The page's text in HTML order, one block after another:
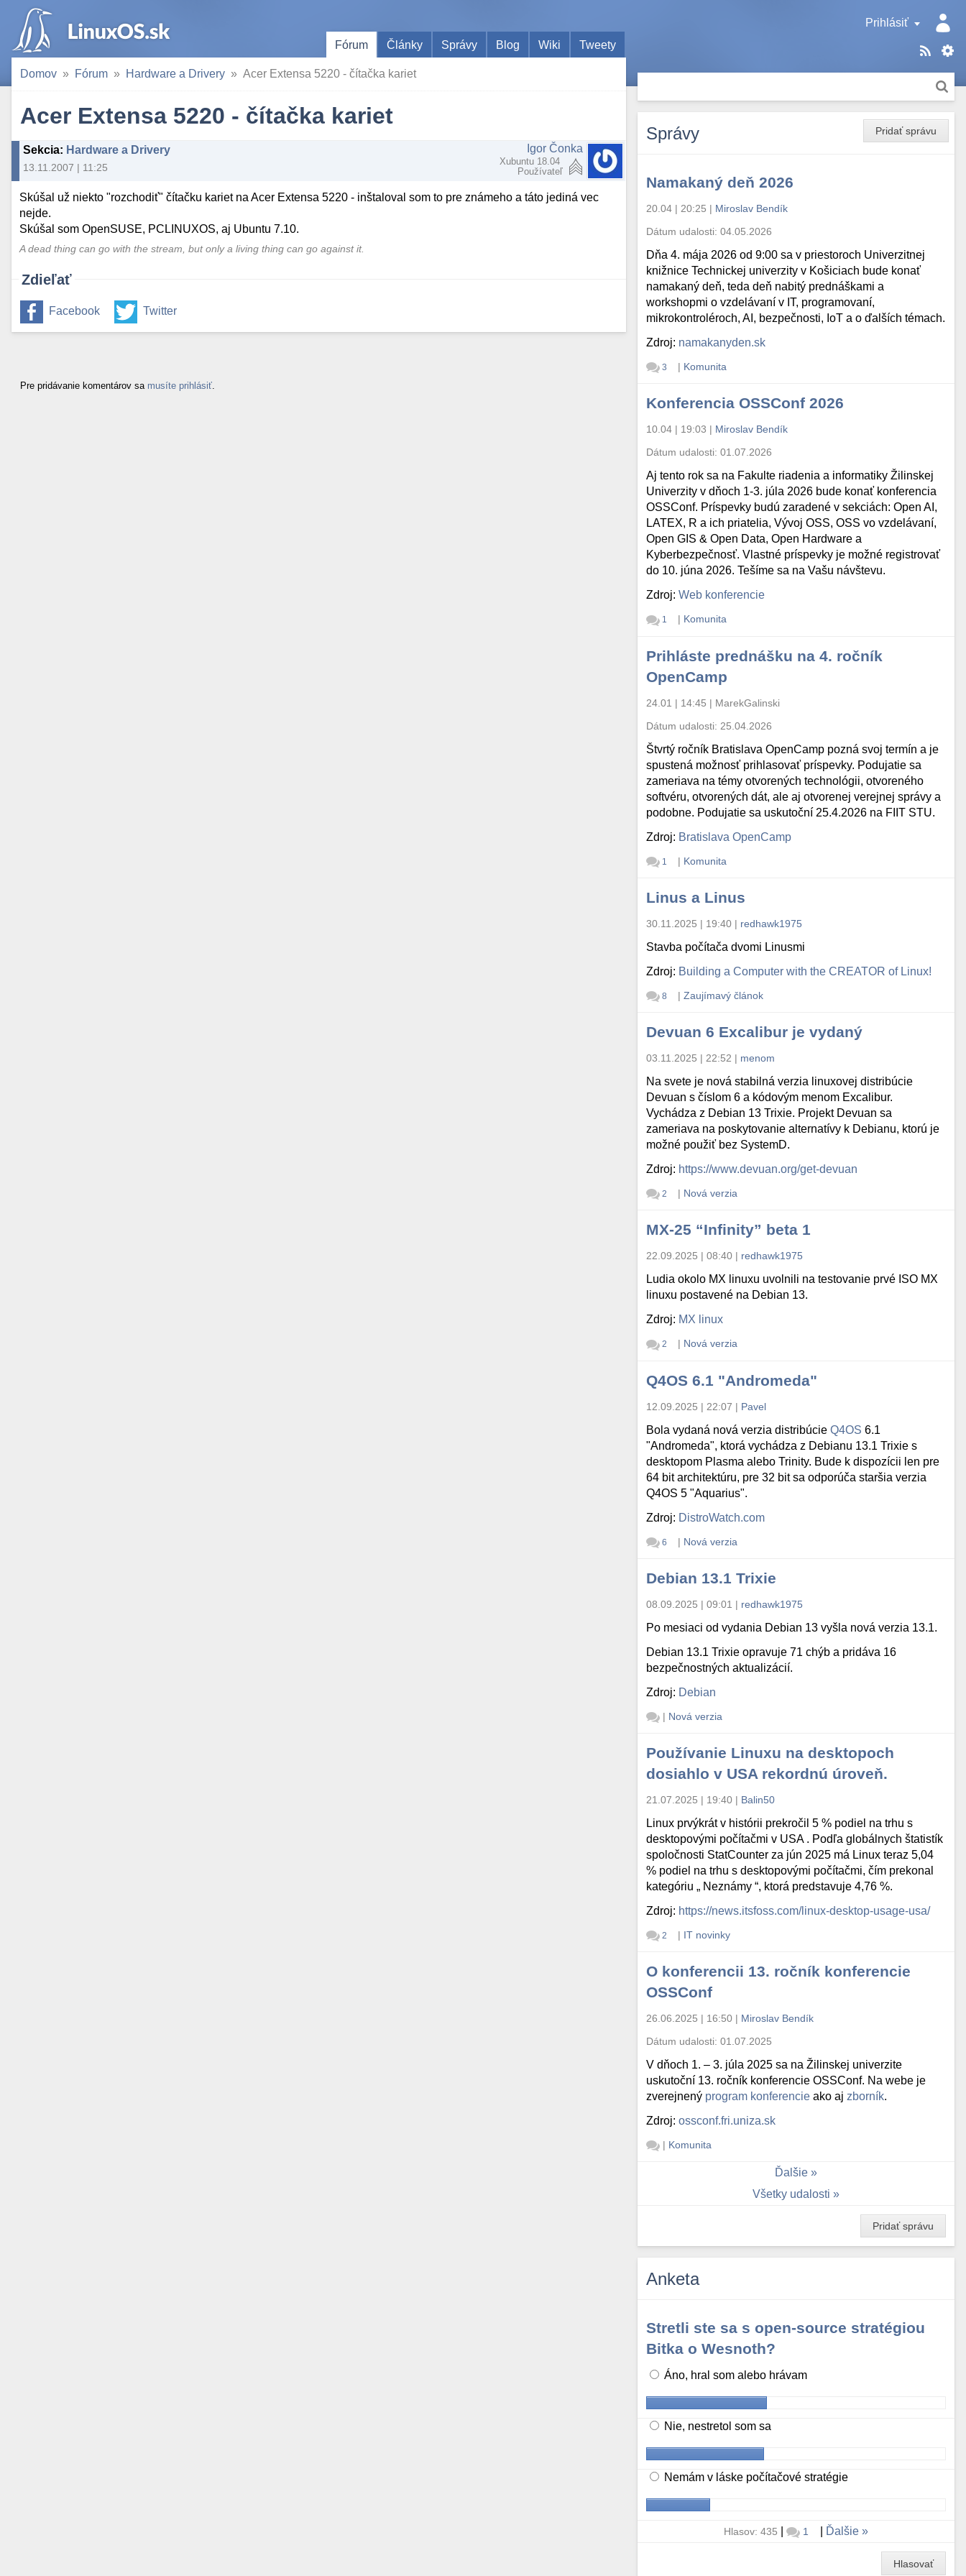
Prihlásiť
Fórum
Články Správy Blog Wiki Tweety
Domov Fórum Hardware a Drivery Acer Extensa 5220 - čítačka kariet
Acer Extensa 5220 - čítačka kariet
Sekcia: Hardware a Drivery
13.11.2007 | 11:25
Igor Čonka
Xubuntu 18.04
Používateľ
Skúšal už niekto "rozchodiť" čítačku kariet na Acer Extensa 5220 - inštaloval som to pre známeho a táto jediná vec
nejde.
Skúšal som OpenSUSE, PCLINUXOS, aj Ubuntu 7.10.
A dead thing can go with the stream, but only a living thing can go against it.
Zdieľať
Facebook Twitter
Pre pridávanie komentárov sa musíte prihlásiť
Pridať správu
Správy
Namakaný deň 2026
20.04 | 20:25 | Miroslav Bendík
Dátum udalosti:04.05.2026
Dňa 4. mája 2026 od 9:00 sa v priestoroch Univerzitnej
knižnice Technickej univerzity v Košiciach bude konať
namakaný deň, teda deň nabitý prednáškami a
workshopmi o vzdelávaní v IT, programovaní,
mikrokontroléroch, AI, bezpečnosti, IoT a o ďalších témach.
Zdroj: namakanyden.sk
3 | Komunita
Konferencia OSSConf 2026
10.04 | 19:03 | Miroslav Bendík
Dátum udalosti:01.07.2026
Aj tento rok sa na Fakulte riadenia a informatiky Žilinskej
Univerzity v dňoch 1-3. júla 2026 bude konať konferencia
OSSConf. Príspevky budú zaradené v sekciách: Open AI,
LATEX, R a ich priatelia, Vývoj OSS, OSS vo vzdelávaní,
Open GIS & Open Data, Open Hardware a
Kyberbezpečnosť. Vlastné príspevky je možné registrovať
do 10. júna 2026. Tešíme sa na Vašu návštevu.
Zdroj:Web konferencie
1 | Komunita
Prihláste prednášku na 4. ročník
OpenCamp
24.01 | 14:45 | MarekGalinski
Dátum udalosti: 25.04.2026
Štvrtý ročník Bratislava OpenCamp pozná svoj termín a je
spustená možnosť prihlasovať príspevky. Podujatie sa
zameriava na témy otvorených technológii, otvoreného
softvéru, otvorených dát, ale aj otvorenej verejnej správy a
podobne. Podujatie sa uskutoční 25.4.2026 na FIIT STU.
Zdroj: Bratislava OpenCamp
1 | Komunita
Linus a Linus
30.11.2025 | 19:40 | redhawk1975
Stavba počítača dvomi Linusmi
Zdroj: Building a Computer with the CREATOR of Linux!
8 | Zaujímavý článok
Devuan 6 Excalibur je vydaný
03.11.2025 | 22:52 | menom
Na svete je nová stabilná verzia linuxovej distribúcie
Devuan s číslom 6 a kódovým menom Excalibur.
Vychádza z Debian 13 Trixie. Projekt Devuan sa
zameriava na poskytovanie alternatívy k Debianu, ktorú je
možné použiť bez SystemD.
Zdroj: https://www.devuan.org/get-devuan
2 | Nová verzia
MX-25 “Infinity” beta 1
22.09.2025 | 08:40 | redhawk1975
Ludia okolo MX linuxu uvolnili na testovanie prvé ISO MX
linuxu postavené na Debian 13.
Zdroj: MX linux
2 | Nová verzia
Q4OS 6.1 "Andromeda"
12.09.2025 | 22:07 | Pavel
Bola vydaná nová verzia distribúcieQ4OS 6.1
"Andromeda", ktorá vychádza z Debianu 13.1 Trixie s
desktopom Plasma alebo Trinity. Bude k dispozícii len pre
64 bit architektúru, pre 32 bit sa odporúča staršia verzia
Q4OS 5 "Aquarius".
Zdroj: DistroWatch.com
6 | Nová verzia
Debian 13.1 Trixie
08.09.2025 | 09:01 | redhawk1975
Po mesiaci od vydania Debian 13 vyšla nová verzia 13.1.
Debian 13.1 Trixie opravuje 71 chýb a pridáva 16
bezpečnostných aktualizácií.
Zdroj: Debian
| Nová verzia
Používanie Linuxu na desktopoch
dosiahlo v USA rekordnú úroveň.
21.07.2025 | 19:40 | Balin50
Linux prvýkrát v histórii prekročil 5 % podiel na trhu s
desktopovými počítačmi v USA . Podľa globálnych štatistík
spoločnosti StatCounter za jún 2025 má Linux teraz 5,04
% podiel na trhu s desktopovými počítačmi, čím prekonal
kategóriu „ Neznámy “, ktorá predstavuje 4,76 %.
Zdroj: https://news.itsfoss.com/linux-desktop-usage-usa/
2 | IT novinky
O konferencii 13. ročník konferencie
OSSConf
26.06.2025 | 16:50 | Miroslav Bendík
Dátum udalosti:01.07.2025
V dňoch 1. – 3. júla 2025 sa na Žilinskej univerzite
uskutoční 13. ročník konferencie OSSConf. Na webe je
zverejnený program konferencie ako aj zborník.
Zdroj:ossconf.fri.uniza.sk
| Komunita
Ďalšie
Všetky udalosti
Pridať správu
Anketa
Stretli ste sa s open-source stratégiou
Bitka o Wesnoth?
Áno, hral som alebo hrávam
Nie, nestretol som sa
Nemám v láske počítačové stratégie
Hlasov: 435 | 1 Ďalšie
Hlasovať